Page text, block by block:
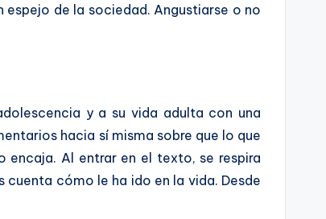
espejo de la sociedad. Angustiarse o no
y a su vida adulta con una
hacia sí misma sobre que lo que
Al entrar en el texto, se respira
cómo le ha ido en la vida. Desde